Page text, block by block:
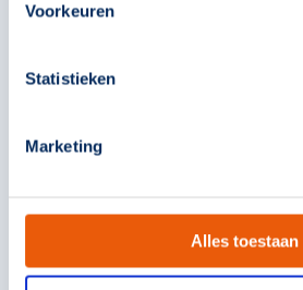
Voorkeuren
Statistieken
Marketing
Alles toestaan